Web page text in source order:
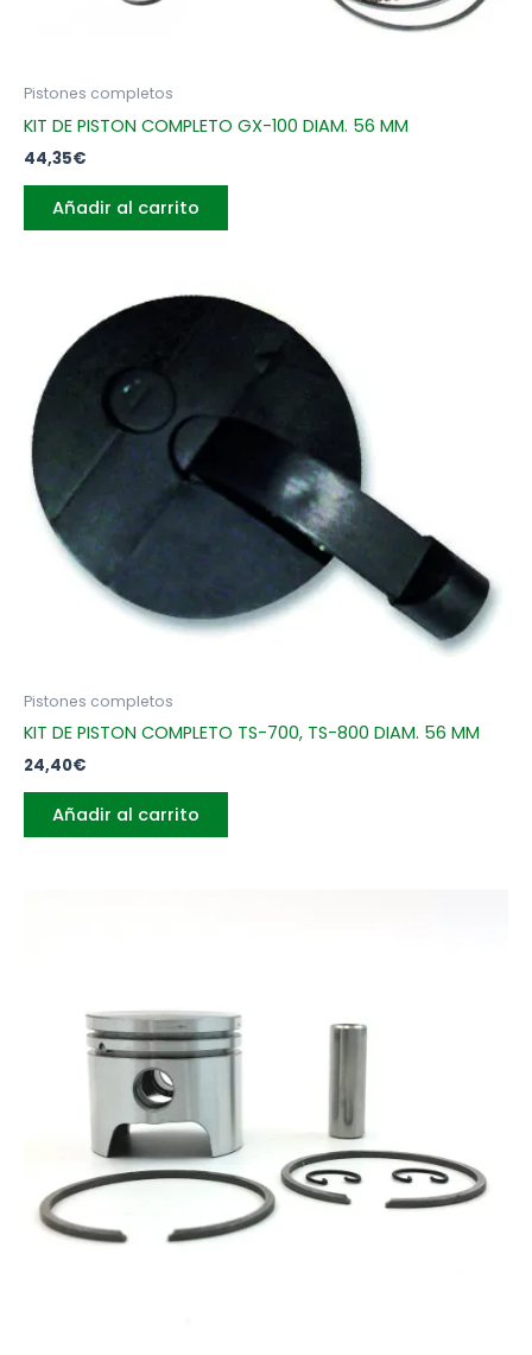
Pistones completos
KIT DE PISTON COMPLETO GX-100 DIAM. 56 MM
44,35€
Añadir al carrito
Pistones completos
KIT DE PISTON COMPLETO TS-700, TS-800 DIAM. 56 MM
24,40€
Añadir al carrito